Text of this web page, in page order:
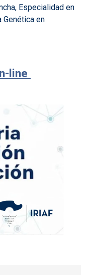
Especialidad en
Genética en
line